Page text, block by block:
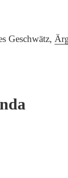
Geschwätz,